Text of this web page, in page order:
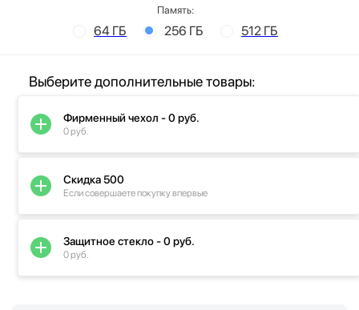
Память:
64 ГБ 256 ГБ 512 ГБ
Выберите дополнительные товары:
Фирменный чехол - 0 руб.
0 руб.
Скидка 500
Если совершаете покупку впервые
Защитное стекло - 0 руб.
0 руб.